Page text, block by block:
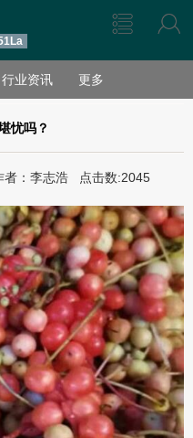
行业资讯 更多
忧吗？
：李志浩 点击数:2045